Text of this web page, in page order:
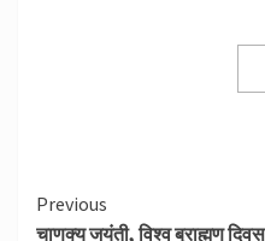
Continue
Previous
चाणक्य जयंती, विश्व ब्राह्मण